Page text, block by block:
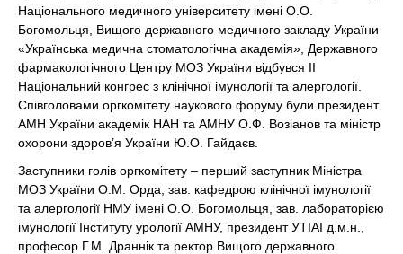
Національного медичного університету імені О.О.
Богомольця, Вищого державного медичного закладу України
«Українська медична стоматологічна академія», Державного
фармакологічного Центру МОЗ України відбувся II
Національний конгрес з клінічної імунології та алергології.
Співголовами оргкомітету наукового форуму були президент
АМН України академік НАН та АМНУ О.Ф. Возіанов та міністр
охорони здоров’я України Ю.О. Гайдаєв.
Заступники голів оргкомітету – перший заступник Міністра
МОЗ України О.М. Орда, зав. кафедрою клінічної імунології
та алергології НМУ імені О.О. Богомольця, зав. лабораторією
імунології Інституту урології АМНУ, президент УТІАІ д.м.н.,
професор Г.М. Драннік та ректор Вищого державного